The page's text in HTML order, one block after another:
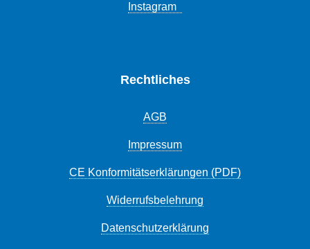
Instagram
Rechtliches
AGB
Impressum
CE Konformitätserklärungen (PDF)
Widerrufsbelehrung
Datenschutzerklärung